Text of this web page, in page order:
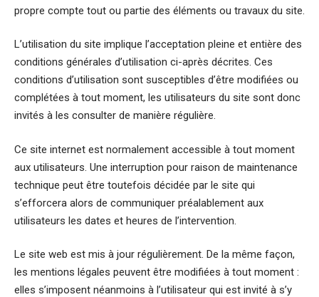
propre compte tout ou partie des éléments ou travaux du site.
L’utilisation du site implique l’acceptation pleine et entière des
conditions générales d’utilisation ci-après décrites. Ces
conditions d’utilisation sont susceptibles d’être modifiées ou
complétées à tout moment, les utilisateurs du site sont donc
invités à les consulter de manière régulière.
Ce site internet est normalement accessible à tout moment
aux utilisateurs. Une interruption pour raison de maintenance
technique peut être toutefois décidée par le site qui
s’efforcera alors de communiquer préalablement aux
utilisateurs les dates et heures de l’intervention.
Le site web est mis à jour régulièrement. De la même façon,
les mentions légales peuvent être modifiées à tout moment :
elles s’imposent néanmoins à l’utilisateur qui est invité à s’y